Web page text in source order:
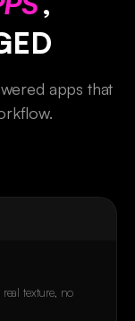
apps that
texture, no